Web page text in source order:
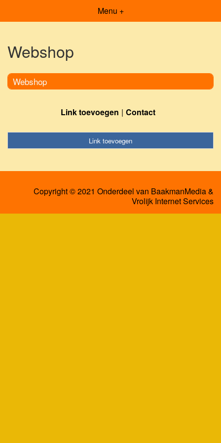
Menu +
Webshop
Webshop
Link toevoegen Contact
Link toevoegen
Copyright © 2021 Onderdeel van BaakmanMedia&
Vrolijk Internet Services